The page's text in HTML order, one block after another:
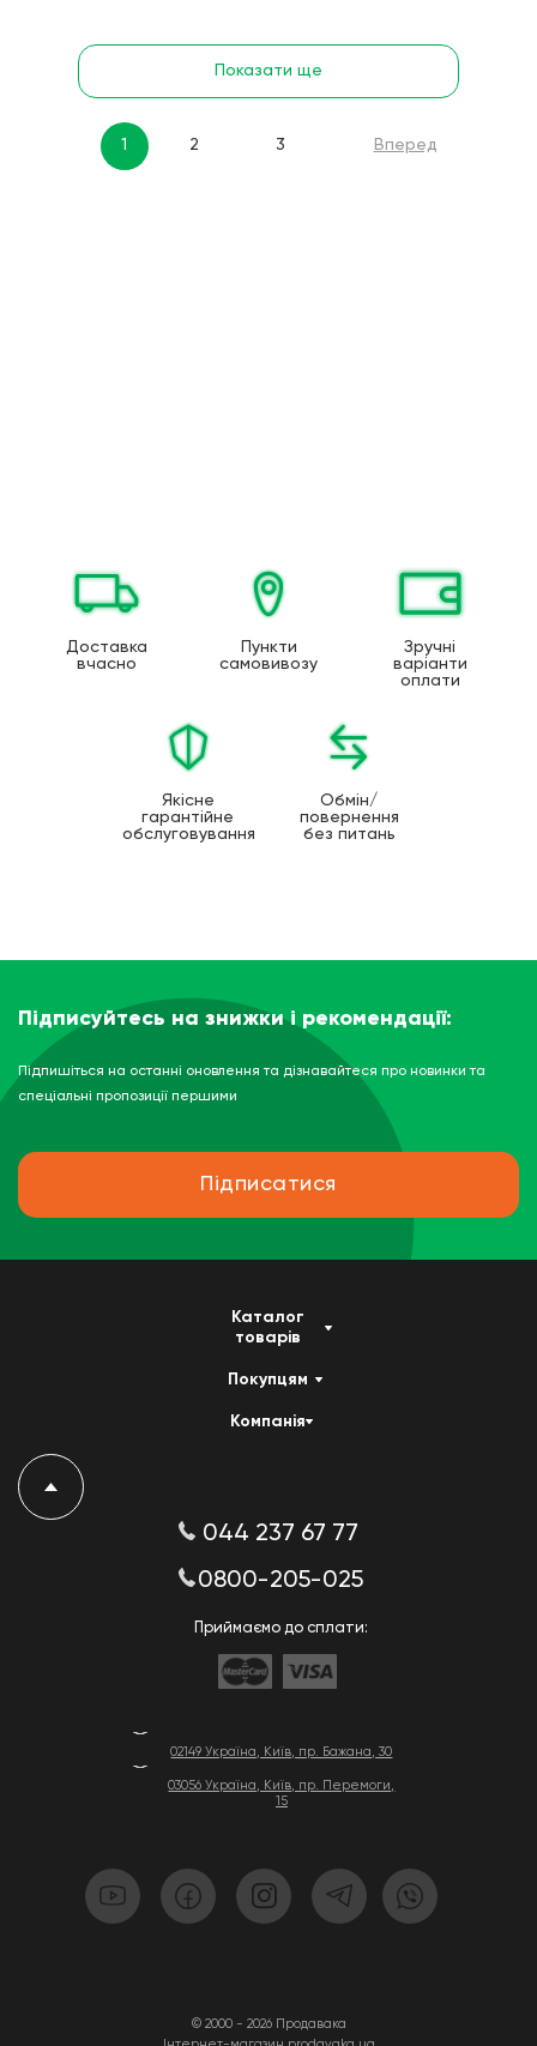
Показати ще
1 2 3 Вперед
Доставка
вчасно
Пункти
самовивозу
Зручні
варіанти
оплати
Якісне
гарантійне
обслуговування
Обмін/
повернення
без питань
Підписуйтесь на знижки і рекомендації:
Підпишіться на останні оновлення та дізнавайтеся про новинки та
спеціальні пропозиції першими
Підписатися
02149 Україна, Київ, пр. Бажана, 30
03056 Україна, Київ, пр. Перемоги,
15
© 2000 - 2026 Продавака
Каталог
товарів
Покупцям
Компанія
044 237 67 77
0800-205-025
Приймаємо до сплати: